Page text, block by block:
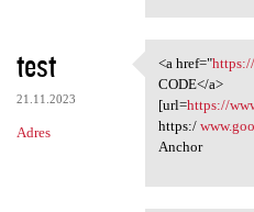
test
21.11.2023
Adres
<a
<a href="
CODE</a>
[url=https://
https:/
Anchor